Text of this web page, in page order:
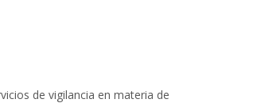
de vigilancia en materia de